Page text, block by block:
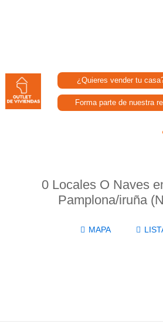
¿Quieres vender tu
Forma parte de nuestra
0 Locales O Naves
Pamplona/iruña